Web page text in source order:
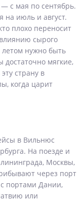
с мая по сентябрь.
на июль и август.
плохо переносит
сырого
летом нужно быть
мягкие,
страну в
когда царит
в Вильнюс
На поезде и
Москвы,
через порт
портами Дании,
или